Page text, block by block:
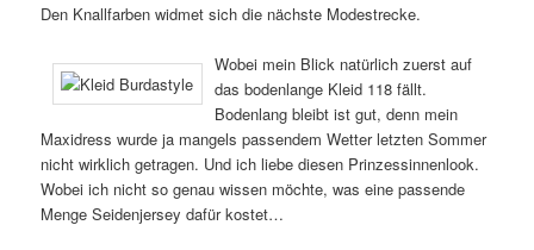
Den Knallfarben widmet sich die nächste Modestrecke.
Wobei mein Blick natürlich zuerst auf
das bodenlange Kleid 118 fällt.
Bodenlang bleibt ist gut, denn mein
Maxidress wurde ja mangels passendem Wetter letzten Sommer
nicht wirklich getragen. Und ich liebe diesen Prinzessinnenlook.
Wobei ich nicht so genau wissen möchte, was eine passende
Menge Seidenjersey dafür kostet…